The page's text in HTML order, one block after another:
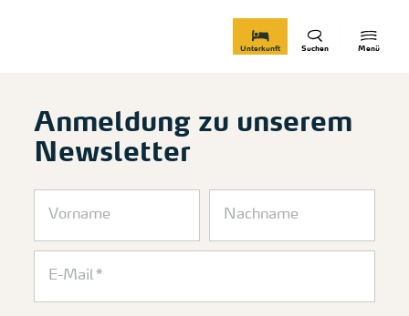
Menü
Suchen
Unterkunft
Anmeldung zu unserem
Newsletter